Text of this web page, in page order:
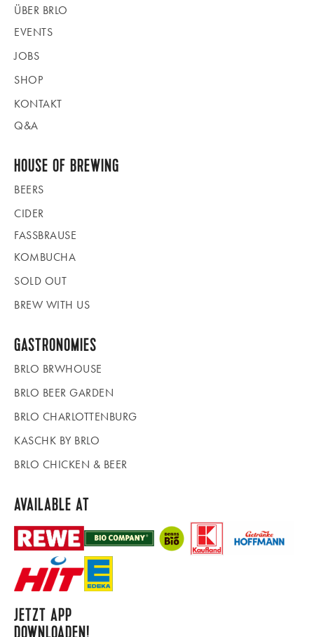
ÜBER BRLO
EVENTS
JOBS
SHOP
KONTAKT
Q&A
HOUSE OF BREWING
BEERS
CIDER
FASSBRAUSE
KOMBUCHA
SOLD OUT
BREW WITH US
GASTRONOMIES
BRLO BRWHOUSE
BRLO BEER GARDEN
BRLO CHARLOTTENBURG
KASCHK BY BRLO
BRLO CHICKEN & BEER
AVAILABLE AT
JETZT APP
DOWNLOADEN!